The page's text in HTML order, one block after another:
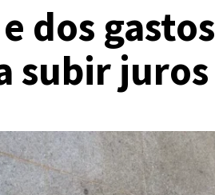
dos gastos
subir juros